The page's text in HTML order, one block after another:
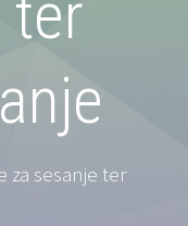
ter
za sesanje ter